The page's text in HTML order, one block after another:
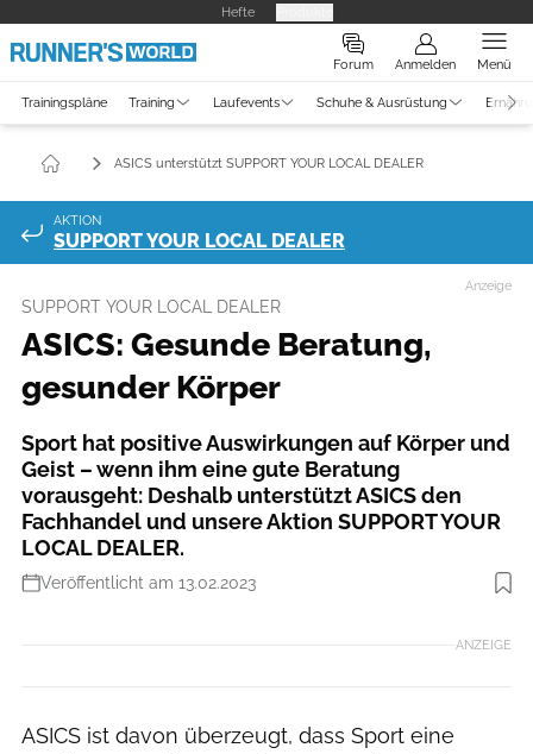
Hefte
Forum Anmelden Menü
Trainingspläne Training Laufevents Schuhe & Ausrüstung
ASICS unterstützt SUPPORT YOUR LOCAL DEALER
AKTION
SUPPORT YOUR LOCAL DEALER
Anzeige
SUPPORT YOUR LOCAL DEALER
ASICS: Gesunde Beratung,
gesunder Körper
Sport hat positive Auswirkungen auf Körper und
Geist – wenn ihm eine gute Beratung
vorausgeht: Deshalb unterstützt ASICS den
Fachhandel und unsere Aktion SUPPORT YOUR
LOCAL DEALER.
Veröffentlicht am 13.02.2023
Foto: ASICS
ANZEIGE
ASICS ist davon überzeugt, dass Sport eine